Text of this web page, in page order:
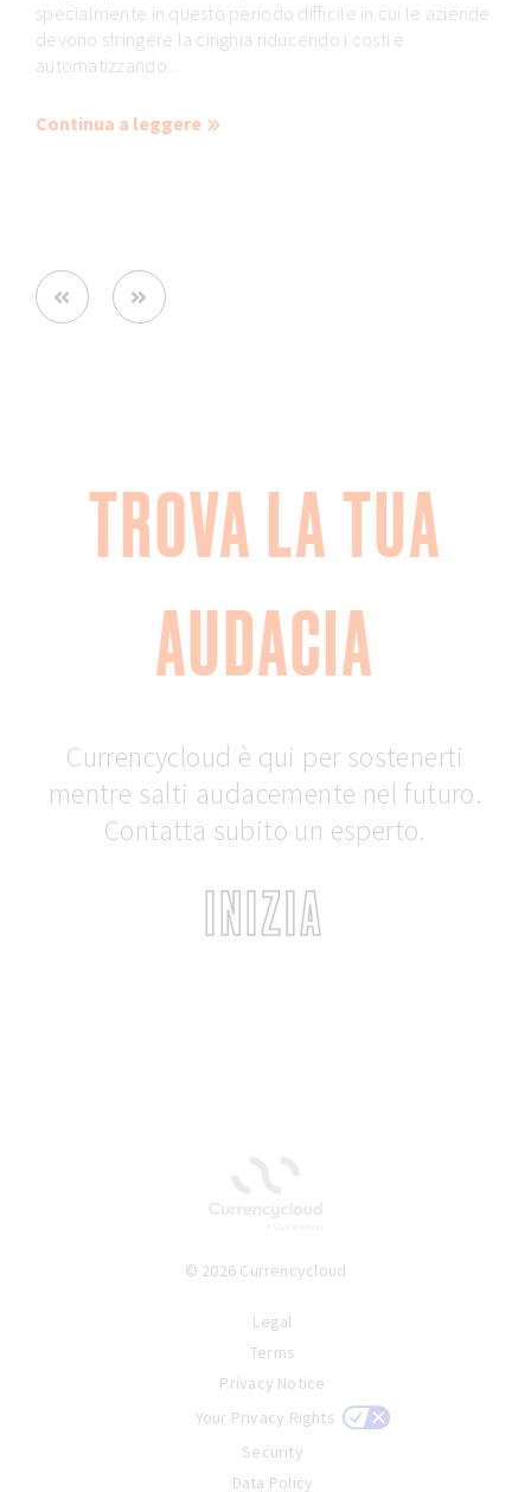
specialmente in questo periodo difficile in cui le aziende
devono stringere la cinghia riducendo i costi e
automatizzando...
Continua a leggere
Prev Next
TROVA LA TUA
AUDACIA
Currencycloud è qui per sostenerti
mentre salti audacemente nel futuro.
Contatta subito un esperto.
INIZIA
© 2026 Currencycloud
Legal
Terms
Privacy Notice
Your Privacy Rights
Security
Data Policy